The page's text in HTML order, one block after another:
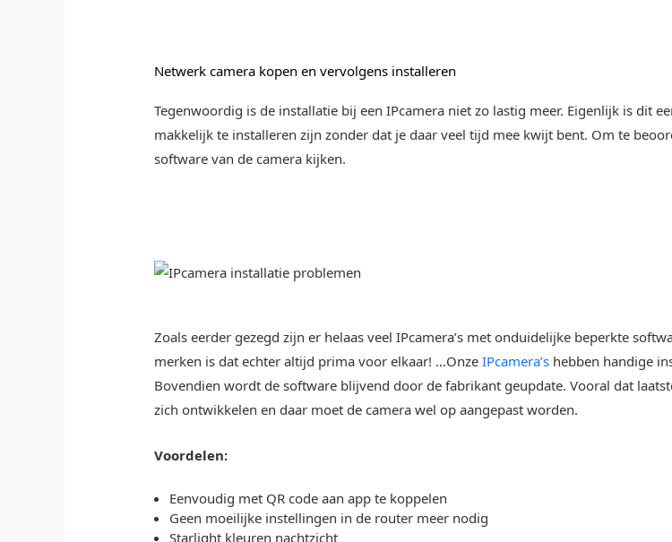
Netwerk camera kopen en vervolgens installeren
Tegenwoordig is de installatie bij een IPcamera niet zo lastig meer. Eigenlijk is dit
makkelijk te installeren zijn zonder dat je daar veel tijd mee kwijt bent. Om te
software van de camera kijken.
Zoals eerder gezegd zijn er helaas veel IPcamera’s met onduidelijke beperkte
merken is dat echter altijd prima voor elkaar! …Onze IPcamera’s hebben handige
Bovendien wordt de software blijvend door de fabrikant geupdate. Vooral dat
zich ontwikkelen en daar moet de camera wel op aangepast worden.
Voordelen:
Eenvoudig met QR code aan app te koppelen
Geen moeilijke instellingen in de router meer nodig
Starlight kleuren nachtzicht